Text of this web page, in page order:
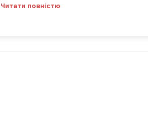
Читати повністю